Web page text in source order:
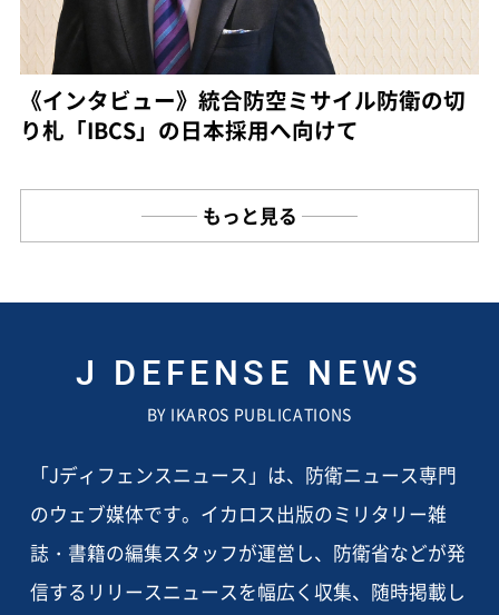
《インタビュー》統合防空ミサイル防衛の切
り札「IBCS」の日本採用へ向けて
もっと見る
J DEFENSE NEWS
BY IKAROS PUBLICATIONS
「Jディフェンスニュース」は、防衛ニュース専門
のウェブ媒体です。イカロス出版のミリタリー雑
誌・書籍の編集スタッフが運営し、防衛省などが発
信するリリースニュースを幅広く収集、随時掲載し